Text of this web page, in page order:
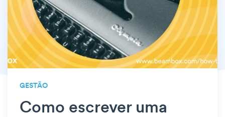
GESTÃO
Como escrever uma